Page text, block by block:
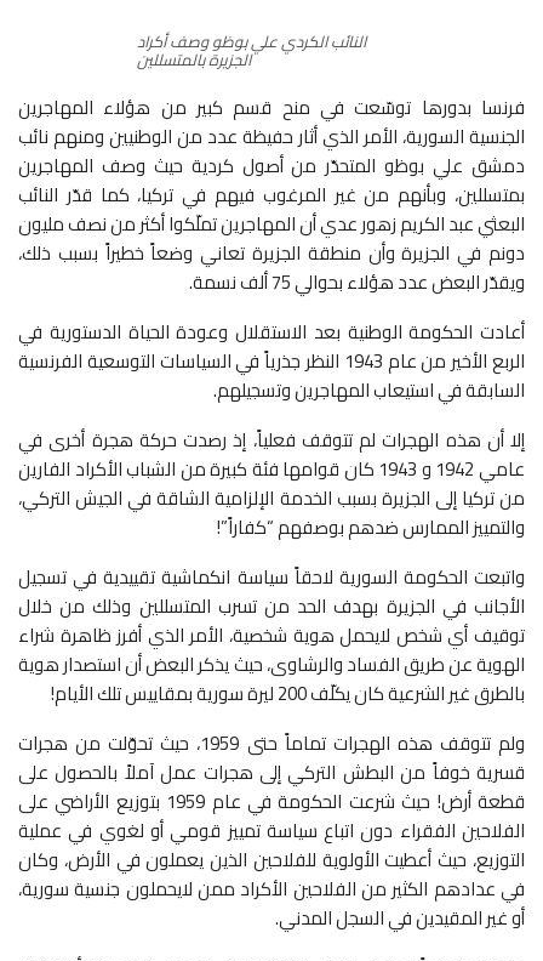
النائب الكردي علي بوظو وصف أكراد
الجزيرة بالمتسللين
فرنسا بدورها توسّعت في منح قسم كبير من هؤلاء المهاجرين
الجنسية السورية، الأمر الذي أثار حفيظة عدد من الوطنيين ومنهم نائب
دمشق علي بوظو المتحدّر من أصول كردية حيث وصف المهاجرين
بمتسللين، وبأنهم من غير المرغوب فيهم في تركيا، كما قدّر النائب
البعثي عبد الكريم زهور عدي أن المهاجرين تملّكوا أكثر من نصف مليون
دونم في الجزيرة وأن منطقة الجزيرة تعاني وضعاً خطيراً بسبب ذلك،
ويقدّر البعض عدد هؤلاء بحوالي 75 ألف نسمة.
أعادت الحكومة الوطنية بعد الاستقلال وعودة الحياة الدستورية في
الربع الأخير من عام 1943 النظر جذرياً في السياسات التوسعية الفرنسية
السابقة في استيعاب المهاجرين وتسجيلهم.
إلا أن هذه الهجرات لم تتوقف فعلياً، إذ رصدت حركة هجرة أخرى في
عامي 1942 و 1943 كان قوامها فئة كبيرة من الشباب الأكراد الفارين
من تركيا إلى الجزيرة بسبب الخدمة الإلزامية الشاقة في الجيش التركي،
والتمييز الممارس ضدهم بوصفهم “كفاراً”!
واتبعت الحكومة السورية لاحقاً سياسة انكماشية تقييدية في تسجيل
الأجانب في الجزيرة بهدف الحد من تسرب المتسللين وذلك من خلال
توقيف أي شخص لايحمل هوية شخصية، الأمر الذي أفرز ظاهرة شراء
الهوية عن طريق الفساد والرشاوى، حيث يذكر البعض أن استصدار هوية
بالطرق غير الشرعية كان يكلّف 200 ليرة سورية بمقاييس تلك الأيام!
ولم تتوقف هذه الهجرات تماماً حتى 1959، حيث تحوّلت من هجرات
قسرية خوفاً من البطش التركي إلى هجرات عمل آملاً بالحصول على
قطعة أرض! حيث شرعت الحكومة في عام 1959 بتوزيع الأراضي على
الفلاحين الفقراء دون اتباع سياسة تمييز قومي أو لغوي في عملية
التوزيع، حيث أعطيت الأولوية للفلاحين الذين يعملون في الأرض، وكان
في عدادهم الكثير من الفلاحين الأكراد ممن لايحملون جنسية سورية،
أو غير المقيدين في السجل المدني.